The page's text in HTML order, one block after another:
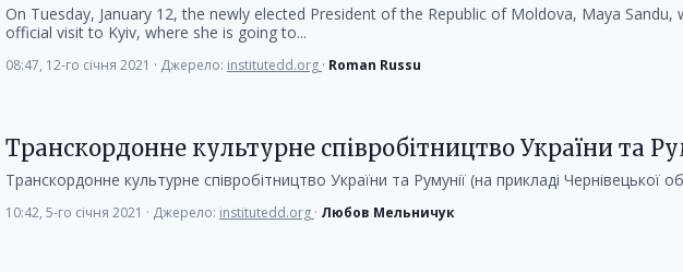
On Tuesday, January 12, the newly elected President of the Republic of Moldova, Maya Sandu,
official visit to Kyiv, where she is going to...
08:47, 12-го січня 2021 · Джерело: institutedd.org · Roman Russu
Транскордонне культурне співробітництво України та
Транскордонне культурне співробітництво України та Румунії (на прикладі Чернівецької
10:42, 5-го січня 2021 · Джерело: institutedd.org · Любов Мельничук